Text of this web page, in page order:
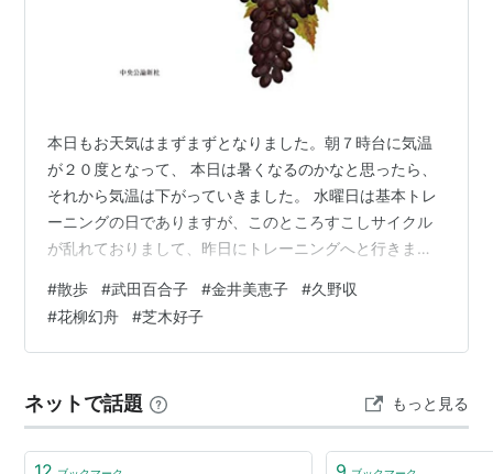
本日もお天気はまずまずとなりました。朝７時台に気温
が２０度となって、 本日は暑くなるのかなと思ったら、
それから気温は下がっていきました。 水曜日は基本トレ
ーニングの日でありますが、このところすこしサイクル
が乱れておりまして、昨日にトレーニングへと行きまし
歩くことといたしました。 これは来週に近づいたライブ
に備えてのことになります。ライブ会場ま では、最寄り
の駅からけっこう歩くことになりまして、それだけで体
ります。 いつもトレーニングをしていても、やはり屋外
のすこしでこぼことした道路 を歩い…
#散歩 #武田百合子 #金井美恵子 #久野収
#花柳幻舟 #芝木好子
ネットで話題 もっと見る